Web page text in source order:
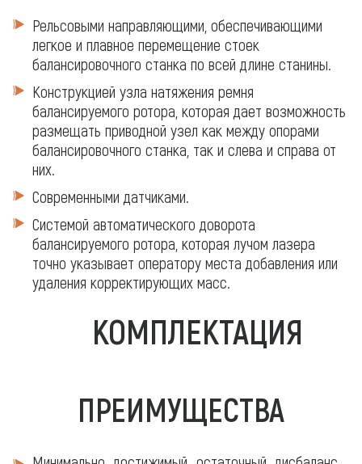
Рельсовыми направляющими, обеспечивающими
легкое и плавное перемещение стоек
балансировочного станка по всей длине станины.
Конструкцией узла натяжения ремня
балансируемого ротора, которая дает возможность
размещать приводной узел как между опорами
балансировочного станка, так и слева и справа от
них.
Современными датчиками.
Системой автоматического доворота
балансируемого ротора, которая лучом лазера
точно указывает оператору места добавления или
удаления корректирующих масс.
КОМПЛЕКТАЦИЯ
ПРЕИМУЩЕСТВА